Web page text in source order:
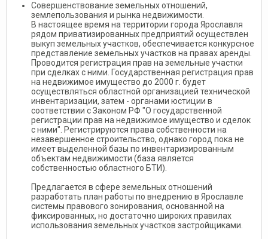
Совершенствование земельных отношений,
землепользования и рынка недвижимости.
В настоящее время на территории города Ярославля
рядом приватизированных предприятий осуществлен
выкуп земельных участков, обеспечивается конкурсное
представление земельных участков на правах аренды.
Проводится регистрация прав на земельные участки
при сделках с ними. Государственная регистрация прав
на недвижимое имущество до 2000 г. будет
осуществляться областной организацией технической
инвентаризации, затем - органами юстиции в
соответствии с Законом РФ "О государственной
регистрации прав на недвижимое имущество и сделок
с ними". Регистрируются права собственности на
незавершенное строительство, однако город пока не
имеет выделенной базы по инвентаризированным
объектам недвижимости (база является
собственностью областного БТИ).
Предлагается в сфере земельных отношений
разработать план работы по внедрению в Ярославле
системы правового зонирования, основанной на
фиксированных, но достаточно широких правилах
использования земельных участков застройщиками.